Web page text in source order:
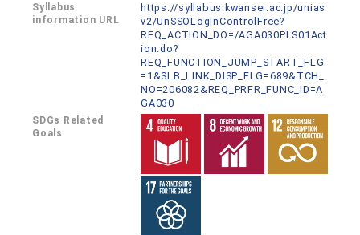
Syllabus
information URL
https://syllabus.kwansei.ac.jp/unias
v2/UnSSOLoginControlFree?
REQ_ACTION_DO=/AGA030PLS01Act
ion.do?
REQ_FUNCTION_JUMP_START_FLG
=1&SLB_LINK_DISP_FLG=689&TCH_
NO=206082&REQ_PRFR_FUNC_ID=A
GA030
SDGs Related
Goals